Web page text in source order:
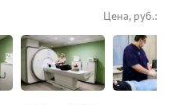
Цена, руб.: